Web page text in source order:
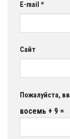
E-mail *
Сайт
Пожалуйста,
восемь + 9 =